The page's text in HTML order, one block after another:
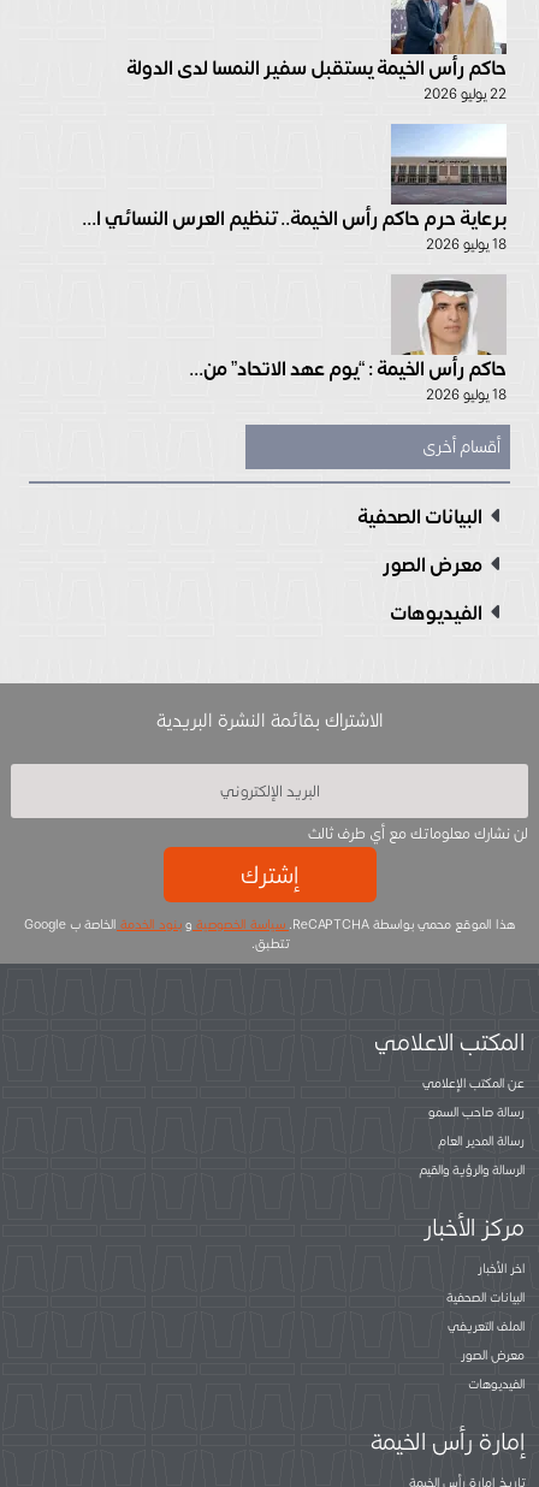
حاكم رأس الخيمة يستقبل سفير النمسا لدى الدولة
22 يوليو 2026
برعاية حرم حاكم رأس الخيمة.. تنظيم العرس النسائي ا...
18 يوليو 2026
حاكم رأس الخيمة : “يوم عهد الاتحاد” من...
18 يوليو 2026
أقسام أخرى
البيانات الصحفية
معرض الصور
الفيديوهات
الاشتراك بقائمة النشرة البريدية
لن نشارك معلوماتك مع أي طرف ثالث
إشترك
هذا الموقع محمي بواسطة ReCAPTCHA. سياسة الخصوصية وبنود الخدمة
الخاصة ب Google
تتطبق.
المكتب الاعلامي
عن المكتب الإعلامي
رسالة صاحب السمو
رسالة المدير العام
الرسالة والرؤية والقيم
مركز الأخبار
اخر الأخبار
البيانات الصحفية
الملف التعريفي
معرض الصور
الفيديوهات
إمارة رأس الخيمة
تاريخ إمارة رأس الخيمة